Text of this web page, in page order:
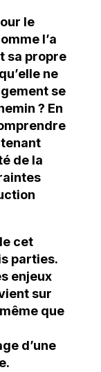
le
l’a
sa propre
ne
se
? En
de la
cet
parties.
enjeux
sur
que
d’une